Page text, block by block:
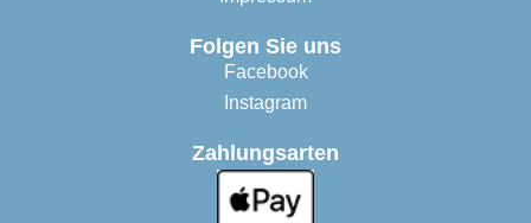
Folgen Sie uns
Facebook
Instagram
Zahlungsarten